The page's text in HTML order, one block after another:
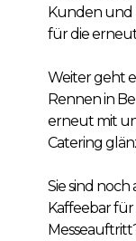
Kunden und
für die
Weiter geht
Rennen in
erneut mit
Catering
Sie sind
Kaffeebar